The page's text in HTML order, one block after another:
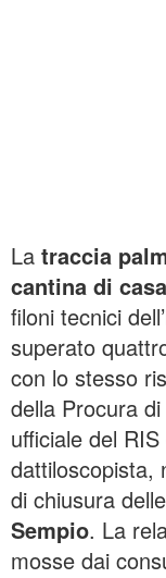
La traccia
cantina di
filoni tecnici
superato
con lo stesso
della Procura
ufficiale del
dattiloscopista,
di chiusura
Sempio. La
mosse dai